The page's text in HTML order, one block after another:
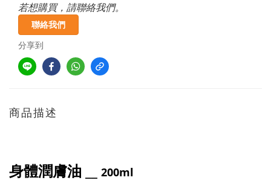
若想購買，請聯絡我們。
聯絡我們
分享到
商品描述
身體潤膚油 __ 200ml